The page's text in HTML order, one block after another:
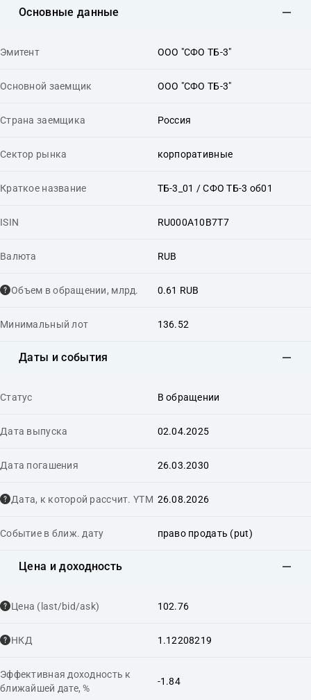
Основные данные
Эмитент ООО "СФО ТБ-3"
Основной заемщик ООО "СФО ТБ-3"
Страна заемщика Россия
Сектор рынка корпоративные
Краткое название ТБ-3_01 / СФО ТБ-3 об01
ISIN RU000A10B7T7
Валюта RUB
Объем в обращении, млрд. 0.61 RUB
Минимальный лот 136.52
Даты и события
Статус В обращении
Дата выпуска 02.04.2025
Дата погашения 26.03.2030
Дата, к которой рассчит. YTM 26.08.2026
Событие в ближ. дату право продать (put)
Цена и доходность
Цена (last/bid/ask) 102.76
НКД 1.12208219
Эффективная доходность к
ближайшей дате, %
-1.84